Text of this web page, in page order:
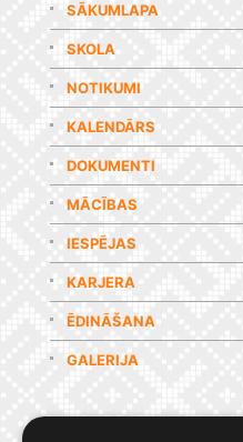
SĀKUMLAPA
SKOLA
NOTIKUMI
KALENDĀRS
DOKUMENTI
MĀCĪBAS
IESPĒJAS
KARJERA
ĒDINĀŠANA
GALERIJA